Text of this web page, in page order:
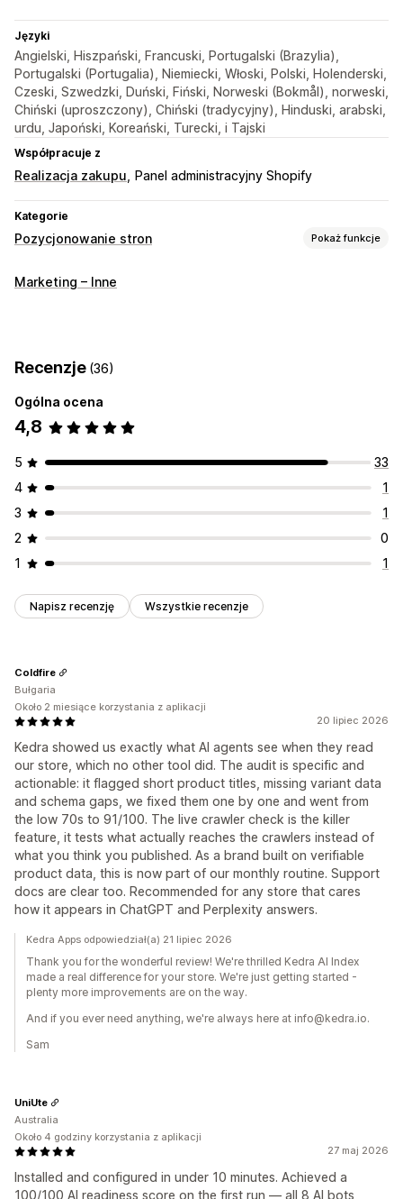
Języki
Angielski, Hiszpański, Francuski, Portugalski (Brazylia),
Portugalski (Portugalia), Niemiecki, Włoski, Polski, Holenderski,
Czeski, Szwedzki, Duński, Fiński, Norweski (Bokmål), norweski,
Chiński (uproszczony), Chiński (tradycyjny), Hinduski, arabski,
urdu, Japoński, Koreański, Turecki, i Tajski
Współpracuje z
Realizacja zakupu Panel administracyjny Shopify
Kategorie
Pozycjonowanie stron Pokaż funkcje
Narzędzia SEO
Optymalizacja metadanych
Monitorowanie wydajności
Wynik SEO Raportowanie
Analizy konkurencji
Śledzenie pozycji
Marketing – Inne
Recenzje (36)
Ogólna ocena
4,8
5
33
4
1
3
1
2
0
1
1
Napisz recenzję Wszystkie recenzje
20 lipiec 2026
Kedra showed us exactly what AI agents see when they read
our store, which no other tool did. The audit is specific and
actionable: it flagged short product titles, missing variant data
and schema gaps, we fixed them one by one and went from
the low 70s to 91/100. The live crawler check is the killer
feature, it tests what actually reaches the crawlers instead of
what you think you published. As a brand built on verifiable
product data, this is now part of our monthly routine. Support
docs are clear too. Recommended for any store that cares
how it appears in ChatGPT and Perplexity answers.
Coldfire
Bułgaria
Około 2 miesiące korzystania z aplikacji
Kedra Apps odpowiedział(a) 21 lipiec 2026
Thank you for the wonderful review! We're thrilled Kedra AI Index
made a real difference for your store. We're just getting started -
plenty more improvements are on the way.
And if you ever need anything, we're always here at info@kedra.io.
Sam
27 maj 2026
Installed and configured in under 10 minutes. Achieved a
100/100 AI readiness score on the first run — all 8 AI bots
UniUte
Australia
Około 4 godziny korzystania z aplikacji